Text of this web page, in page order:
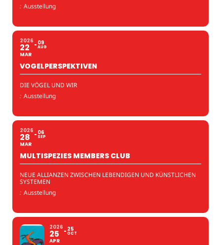
: Ausstellung
2026
22
MAR
09
AUG
VOGELPERSPEKTIVEN
DIE VÖGEL UND WIR
: Ausstellung
2026
28
MAR
06
SEP
MULTISPEZIES MEMBERS CLUB
NEUE ALLIANZEN ZWISCHEN LEBENDIGEN UND KÜNSTLICHEN
SYSTEMEN
: Ausstellung
2026
25
APR
25
OCT